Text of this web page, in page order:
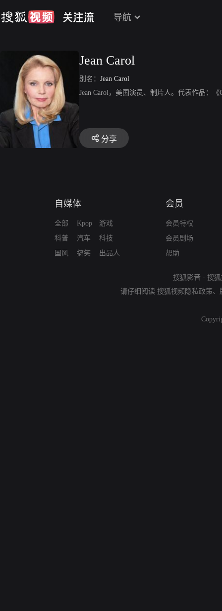
导航
Jean Carol
别名： Jean Carol
Jean Carol，美国演员、制片人。代表作品：
分享
自媒体
全部
科普
国风
Kpop
汽车
搞笑
游戏
科技
出品人
会员
会员特权
会员剧场
帮助
搜狐影音 - 搜
请仔细阅读 搜狐视频隐私政策、